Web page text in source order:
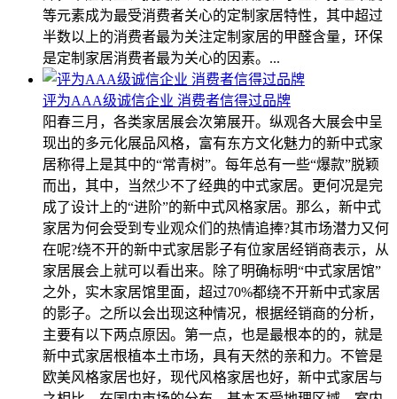
等元素成为最受消费者关心的定制家居特性，其中超过
半数以上的消费者最为关注定制家居的甲醛含量，环保
是定制家居消费者最为关心的因素。...
评为AAA级诚信企业 消费者信得过品牌
阳春三月，各类家居展会次第展开。纵观各大展会中呈
现出的多元化展品风格，富有东方文化魅力的新中式家
居称得上是其中的“常青树”。每年总有一些“爆款”脱颖
而出，其中，当然少不了经典的中式家居。更何况是完
成了设计上的“进阶”的新中式风格家居。那么，新中式
家居为何会受到专业观众们的热情追捧?其市场潜力又何
在呢?绕不开的新中式家居影子有位家居经销商表示，从
家居展会上就可以看出来。除了明确标明“中式家居馆”
之外，实木家居馆里面，超过70%都绕不开新中式家居
的影子。之所以会出现这种情况，根据经销商的分析，
主要有以下两点原因。第一点，也是最根本的的，就是
新中式家居根植本土市场，具有天然的亲和力。不管是
欧美风格家居也好，现代风格家居也好，新中式家居与